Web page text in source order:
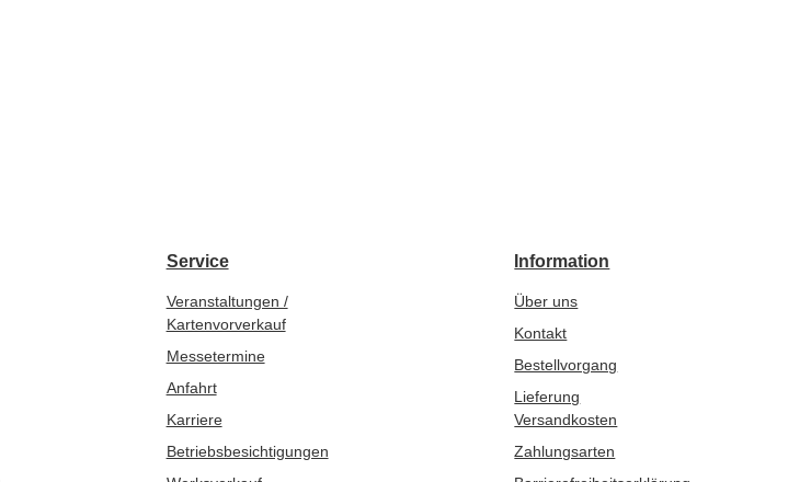
Service
Veranstaltungen /
Kartenvorverkauf
Messetermine
Anfahrt
Karriere
Betriebsbesichtigungen
Information
Über uns
Kontakt
Bestellvorgang
Lieferung
Versandkosten
Zahlungsarten